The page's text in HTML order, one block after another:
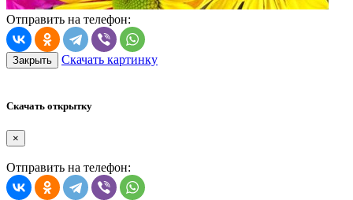
Отправить на телефон:
Закрыть Скачать картинку
Скачать открытку
×
Отправить на телефон: